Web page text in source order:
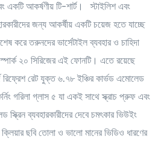
এবং একটি আকর্ষণীয় টি-শার্ট। স্টাইলিশ এবং
জন্য আকর্ষীয় একটি চয়েজ হতে যাচ্ছে
করে তরুনদের ভার্সেটাইল ব্যবহার ও চাহিদা
স্পার্ক ২০ সিরিজের এই ফোনটি। এতে রয়েছে
রেট যুক্ত ৬.৭৮ ইঞ্চির কার্ভড এমোলেড
গরিলা গ্লাস ৫ যা একই সাথে স্ক্রাচ প্রুফ এবং
ব্যবহারকারীদের দেবে চমৎকার ভিউইং
ছবি তোলা ও ভালো মানের ভিডিও ধারণের